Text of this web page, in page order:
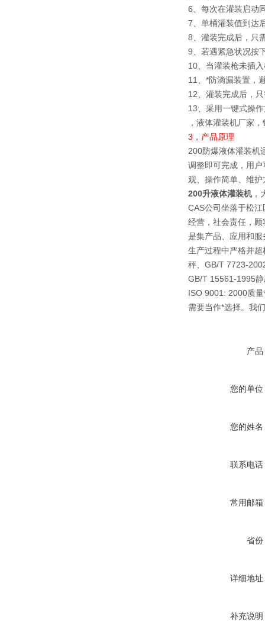
6、每次在灌装启动
7、单桶灌装值到达
8、灌装完成后，只
9、若遇紧急状况按
10、当灌装枪未插
11、*防滴漏装置，
12、灌装完成后，
13、采用一键式操
，液体灌装机厂家
3， 产品原理
200防爆液体灌装机
调整即可完成，用
观、操作简单、维
200升液体灌装机，
CAS公司坐落于松
经营，社会责任，
是集产品、应用和
生产过程中严格并
秤、GB/T 7723-
GB/T 15561-1995
ISO 9001: 2000质
需要当作*选择。我
产品
您的单位
您的姓名
联系电话
常用邮箱
省份
详细地址
补充说明